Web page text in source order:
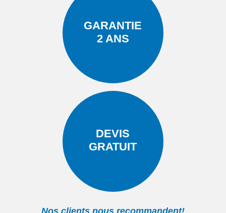
GARANTIE
2 ANS
DEVIS
GRATUIT
Nos clients nous recommandent!